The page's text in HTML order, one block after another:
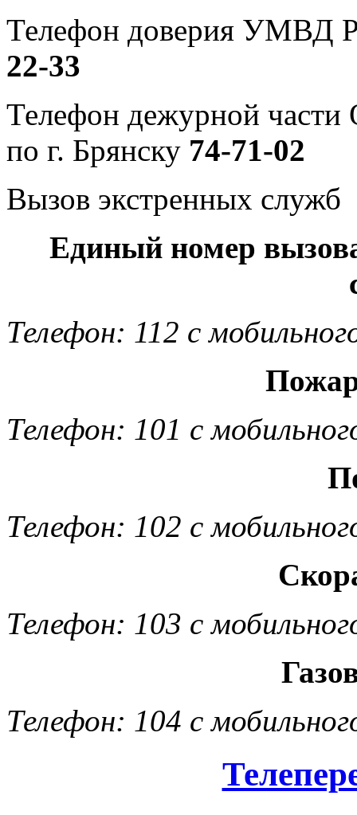
Телефон доверия УМВД
22-33
Телефон дежурной
по г. Брянску 74-71-02
Вызов экстренных служб
Единый номер
Телефон: 112 с
Телефон: 101 с
Телефон: 102 с
Телефон: 103 с
Телефон: 104 с